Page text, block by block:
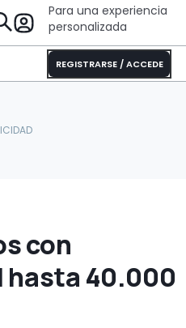
Para una experiencia
personalizada
REGISTRARSE / ACCEDE
con
40.000